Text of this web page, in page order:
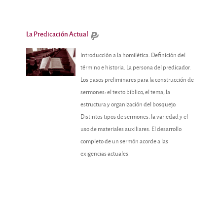
La Predicación Actual
Introducción a la homilética. Definición del
término e historia. La persona del predicador.
Los pasos preliminares para la construcción de
sermones: el texto bíblico, el tema, la
estructura y organización del bosquejo.
Distintos tipos de sermones, la variedad y el
uso de materiales auxiliares. El desarrollo
completo de un sermón acorde a las
exigencias actuales.